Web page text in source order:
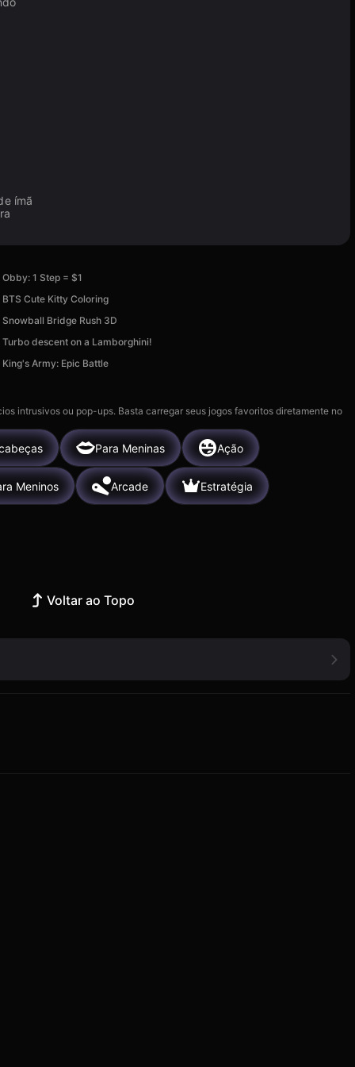
ímã
Obby: 1 Step = $1
BTS Cute Kitty Coloring
Snowball Bridge Rush 3D
Turbo descent on a Lamborghini!
King's Army: Epic Battle
intrusivos ou pop-ups. Basta carregar seus jogos favoritos diretamente no
Para Meninas Ação
Meninos Arcade Estratégia
Voltar ao Topo